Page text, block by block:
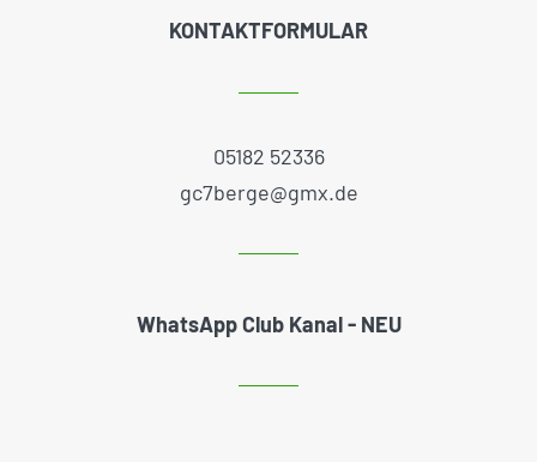
KONTAKTFORMULAR
05182 52336
gc7berge@gmx.de
WhatsApp Club Kanal - NEU